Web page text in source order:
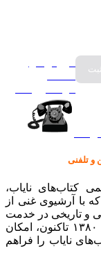
فروش انواع
و تلفنی
کتاب‌های نایاب،
با آرشیوی غنی از
و تاریخی در خدمت
دوست‌داران فرهنگ و ادب هستیم ما از سال ۱۳۸۰ تاکنون، امکان
نایاب را فراهم